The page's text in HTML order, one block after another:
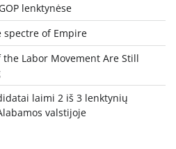
lenktynėse
of Empire
Labor Movement Are Still
laimi 2 iš 3 lenktynių
valstijoje